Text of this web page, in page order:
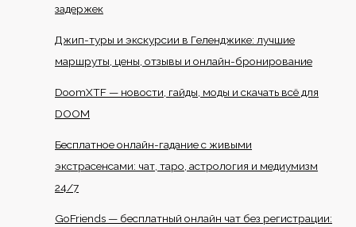
задержек
Джип-туры и экскурсии в Геленджике: лучшие
маршруты, цены, отзывы и онлайн-бронирование
DoomXTF — новости, гайды, моды и скачать всё для
DOOM
Бесплатное онлайн-гадание с живыми
экстрасенсами: чат, таро, астрология и медиумизм
24/7
GoFriends — бесплатный онлайн чат без регистрации: